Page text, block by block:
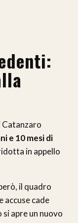
e 10 mesi di
in appello
il quadro
accuse cade
apre un nuovo